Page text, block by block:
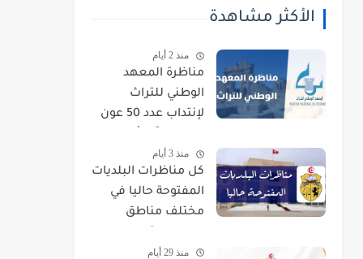
الأكثر مشاهدة
منذ 2 أيام
مناظرة المعهد
الوطني للتراث
لإنتداب عدد 50 عون
2026
منذ 3 أيام
كل مناظرات البلديات
المفتوحة حاليا في
مختلف مناطق
منذ 29 أيام